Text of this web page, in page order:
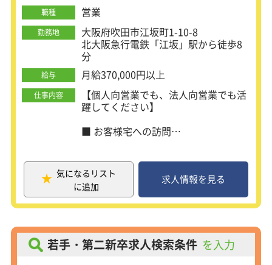
あなたの熱い想いを聞かせてください！
職種 営業
勤務地
大阪府吹田市江坂町1-10-8
北大阪急行電鉄「江坂」駅から徒歩8
分
給与 月給370,000円以上
仕事内容
【個人向営業でも、法人向営業でも活
躍してください】
■ お客様宅への訪問
お客様との信頼関係を築いていきま
す。
訪問時は、お悩みやご要望を丁寧にヒ
アリングすることが大切です◎
■ 寝具やクリーニングサービスの提
案・販売
お客様の睡眠の悩みや生活スタイルに
気になるリスト
に追加
求人情報を見る
若手・第二新卒求人検索条件 を入力